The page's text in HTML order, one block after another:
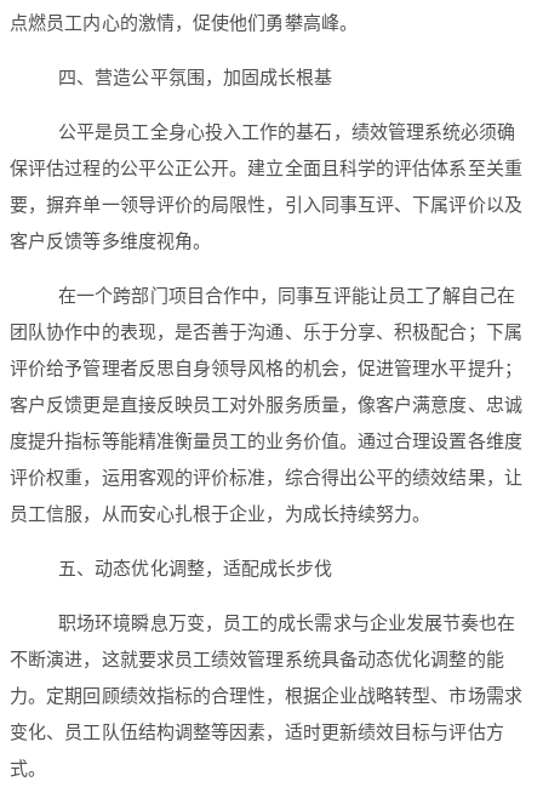
点燃员工内心的激情，促使他们勇攀高峰。
四、营造公平氛围，加固成长根基
公平是员工全身心投入工作的基石，绩效管理系统必须确
保评估过程的公平公正公开。建立全面且科学的评估体系至关重
要，摒弃单一领导评价的局限性，引入同事互评、下属评价以及
客户反馈等多维度视角。
在一个跨部门项目合作中，同事互评能让员工了解自己在
团队协作中的表现，是否善于沟通、乐于分享、积极配合；下属
评价给予管理者反思自身领导风格的机会，促进管理水平提升；
客户反馈更是直接反映员工对外服务质量，像客户满意度、忠诚
度提升指标等能精准衡量员工的业务价值。通过合理设置各维度
评价权重，运用客观的评价标准，综合得出公平的绩效结果，让
员工信服，从而安心扎根于企业，为成长持续努力。
五、动态优化调整，适配成长步伐
职场环境瞬息万变，员工的成长需求与企业发展节奏也在
不断演进，这就要求员工绩效管理系统具备动态优化调整的能
力。定期回顾绩效指标的合理性，根据企业战略转型、市场需求
变化、员工队伍结构调整等因素，适时更新绩效目标与评估方
式。